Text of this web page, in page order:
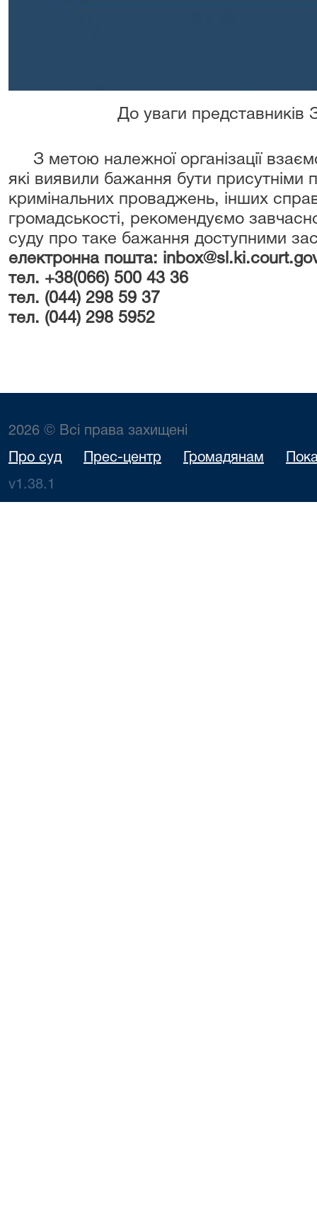
До уваги представників
З метою належної організації
які виявили бажання бути присутніми
кримінальних проваджень, інших
громадськості, рекомендуємо
суду про таке бажання доступними
електронна пошта:
тел. +38(066) 500 43 36
тел. (044) 298 59 37
тел. (044) 298 5952
2026 © Всі права захищені
Про суд Прес-центр Громадянам
v1.38.1